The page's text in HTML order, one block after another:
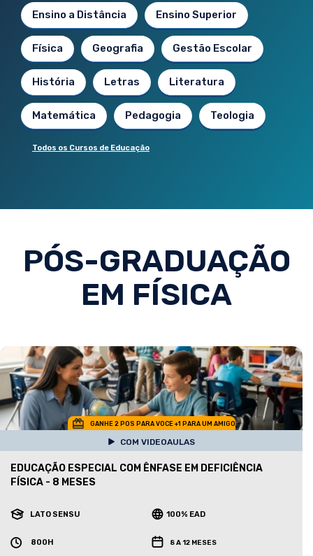
Ensino a Distância Ensino Superior
Física Geografia Gestão Escolar
História Letras Literatura
Matemática Pedagogia Teologia
Todos os Cursos de Educação
PÓS-GRADUAÇÃO
EM FÍSICA
GANHE 2 POS PARA VOCE +1 PARA UM AMIGO
COM VIDEOAULAS
EDUCAÇÃO ESPECIAL COM ÊNFASE EM DEFICIÊNCIA
FÍSICA - 8 MESES
LATO SENSU 100% EAD
800H 8 A 12 MESES